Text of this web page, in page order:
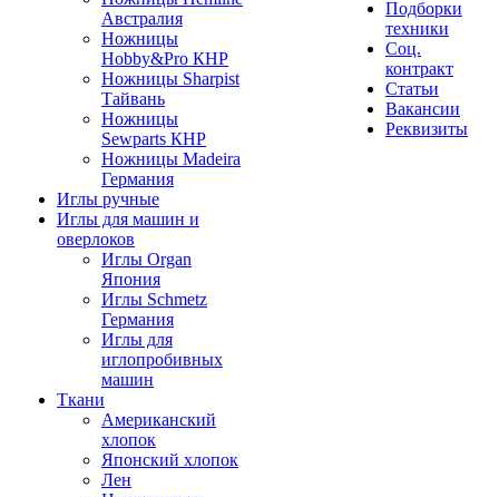
Австралия
Ножницы
Hobby&Pro КНР
Ножницы Sharpist
Тайвань
Ножницы
Sewparts КНР
Ножницы Madeira
Германия
Иглы ручные
Иглы для машин и
оверлоков
Иглы Organ
Япония
Иглы Schmetz
Германия
Иглы для
иглопробивных
машин
Ткани
Американский
хлопок
Японский хлопок
Лен
Подборки
техники
Соц.
контракт
Статьи
Вакансии
Реквизиты